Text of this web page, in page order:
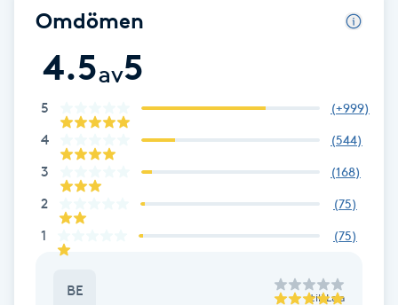
Hot yoga
Hudföryngring
Huduppstramning
Hudvård
Omdömen
4.5av5
5 (+999)
4 (544)
3 (168)
2 (75)
1 (75)
BE till Lala